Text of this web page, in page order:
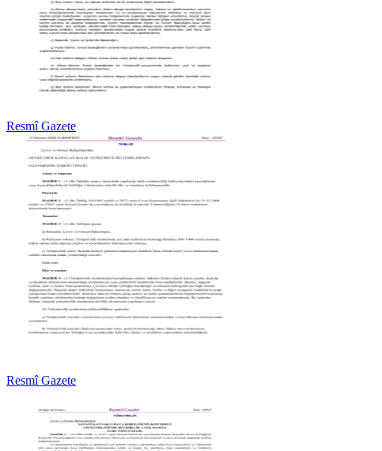
Resmî Gazete
Resmî Gazete